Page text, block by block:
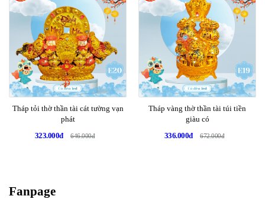
Tháp tỏi thờ thần tài cát tường vạn
phát
323.000đ
646.000đ
Tháp vàng thờ thần tài túi tiền
giàu có
336.000đ
672.000đ
Fanpage